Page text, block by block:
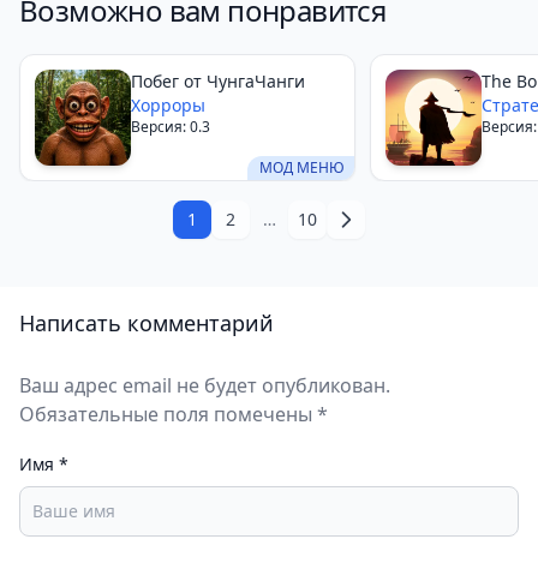
крафт. Яркие биомы, сюжет и атмосфера глубин
могут отпугнуть новичков. Рекомендуется для 10–
20-часовых сессий, особенно если вы готовы к
подводным ужасам. Для менее пугающего опыта
попробуйте Raft Survival.
Возможно вам понравится
МОД МЕНЮ
Побег от ЧунгаЧанги
Хорроры
Версия: 0.3
The
1 2 … 10
Написать комментарий
Ваш адрес email не будет опубликован.
Обязательные поля помечены *
Имя *